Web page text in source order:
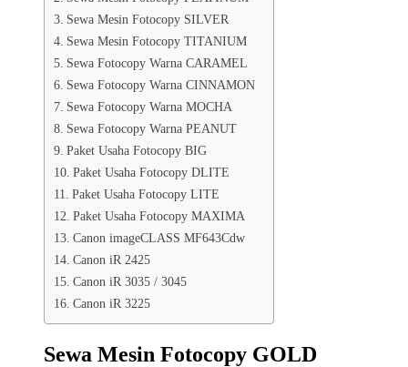
Sewa Mesin Fotocopy SILVER
Sewa Mesin Fotocopy TITANIUM
Sewa Fotocopy Warna CARAMEL
Sewa Fotocopy Warna CINNAMON
Sewa Fotocopy Warna MOCHA
Sewa Fotocopy Warna PEANUT
Paket Usaha Fotocopy BIG
Paket Usaha Fotocopy DLITE
Paket Usaha Fotocopy LITE
Paket Usaha Fotocopy MAXIMA
Canon imageCLASS MF643Cdw
Canon iR 2425
Canon iR 3035 / 3045
Canon iR 3225
Sewa Mesin Fotocopy GOLD